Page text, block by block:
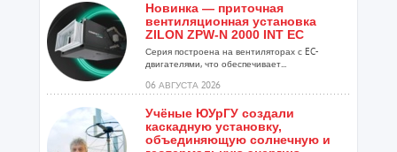
Новинка — приточная
вентиляционная установка
ZILON ZPW-N 2000 INT EC
Серия построена на вентиляторах с EC-
двигателями, что обеспечивает...
06 АВГУСТА 2026
Учёные ЮУрГУ создали
каскадную установку,
объединяющую солнечную и